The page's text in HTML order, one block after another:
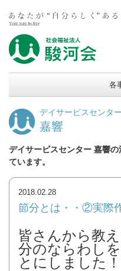
各
デイサービスセンター
嘉響
デイサービスセンター 嘉響
ています。
2018.02.28
節分とは・・②実際
皆さんから教
分のならわし
とにしました！